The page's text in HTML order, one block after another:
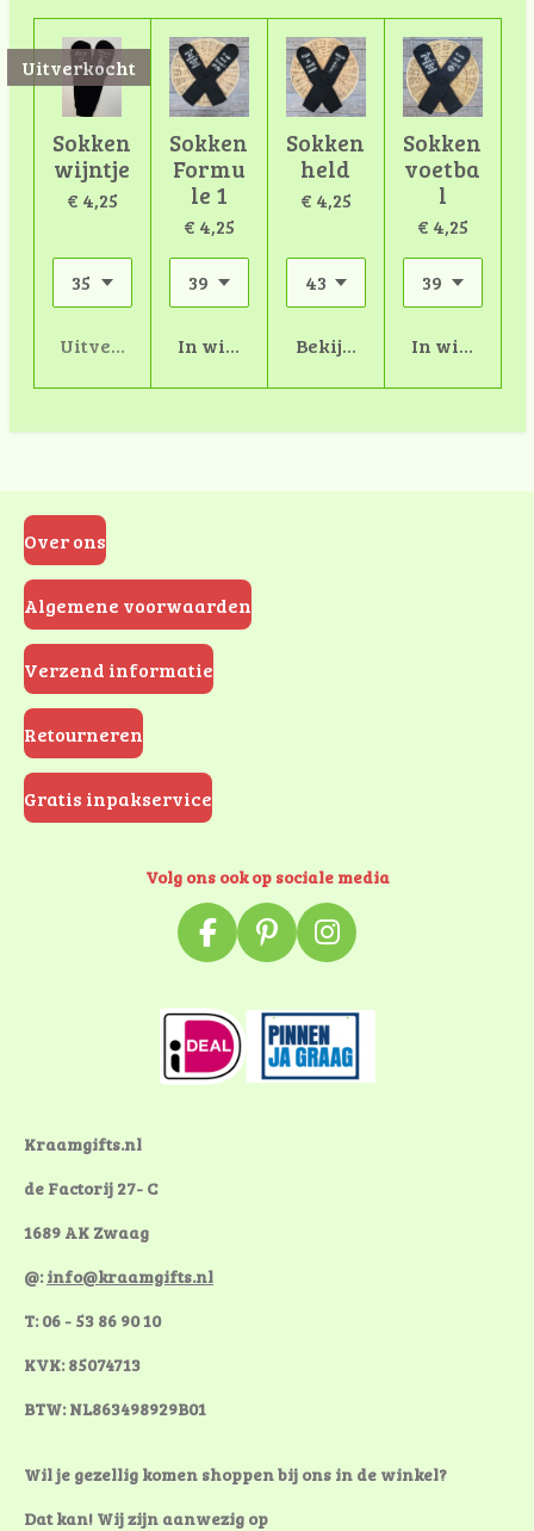
Uitverkocht
Sokken
wijntje
€ 4,25
Uitverkocht
Sokken
Formu
le 1
€ 4,25
In winkelwagen
Sokken
held
€ 4,25
Bekijk details
Sokken
voetba
l
€ 4,25
In
Over ons
Algemene voorwaarden
Verzend informatie
Retourneren
Gratis inpakservice
Volg ons ook op sociale media
F
a
c
e
b
o
P
i
n
t
e
r
I
n
s
t
a
g
Kraamgifts.nl
de Factorij 27- C
1689 AK Zwaag
@:info@kraamgifts.nl
T: 06 - 53 86 90 10
KVK: 85074713
BTW: NL863498929B01
Wil je gezellig komen shoppen bij ons in de winkel?
Dat kan! Wij zijn aanwezig op